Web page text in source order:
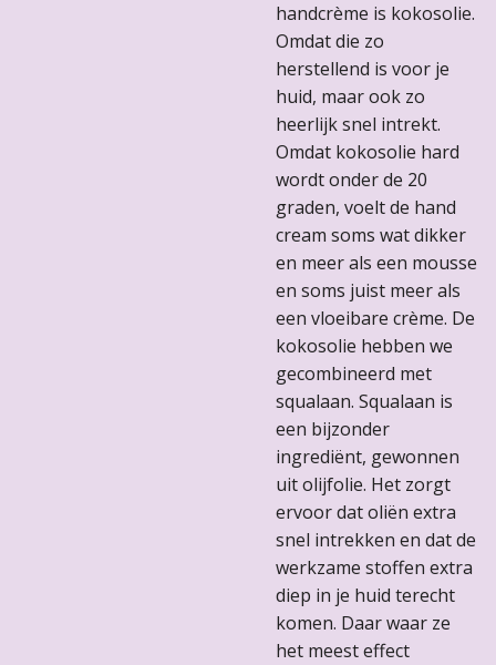
handcrème is kokosolie.
Omdat die zo
herstellend is voor je
huid, maar ook zo
heerlijk snel intrekt.
Omdat kokosolie hard
wordt onder de 20
graden, voelt de hand
cream soms wat dikker
en meer als een mousse
en soms juist meer als
een vloeibare crème. De
kokosolie hebben we
gecombineerd met
squalaan. Squalaan is
een bijzonder
ingrediënt, gewonnen
uit olijfolie. Het zorgt
ervoor dat oliën extra
snel intrekken en dat de
werkzame stoffen extra
diep in je huid terecht
komen. Daar waar ze
het meest effect